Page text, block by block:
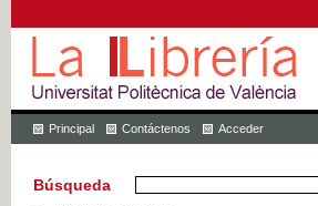
Principal Contáctenos Acceder
Búsqueda